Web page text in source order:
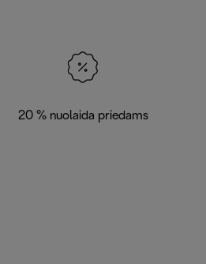
20 % nuolaida priedams